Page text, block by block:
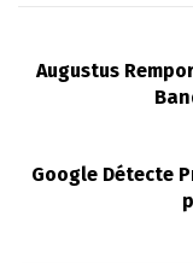
Augustus
Google Détecte